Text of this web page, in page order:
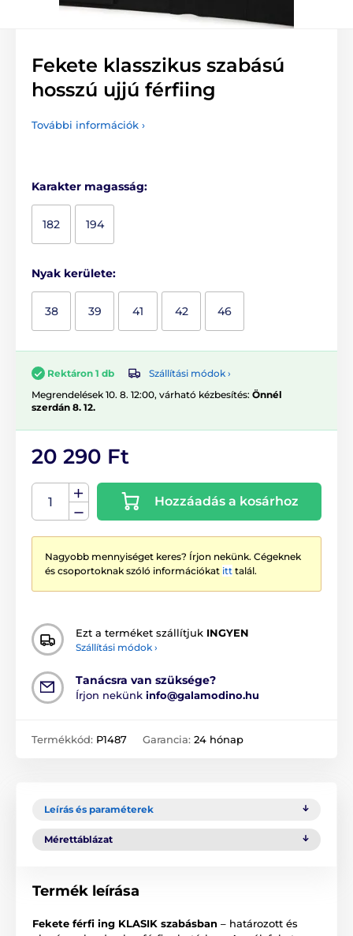
Fekete klasszikus szabású
hosszú ujjú férfiing
További információk ›
Karakter magasság:
182 194
Nyak kerülete:
38 39 41 42 46
Rektáron 1 db
Szállítási módok ›
Megrendelések 10. 8. 12:00, várható kézbesítés: Önnél
szerdán 8. 12.
20 290 Ft
Hozzáadás a kosárhoz
Nagyobb mennyiséget keres? Írjon nekünk. Cégeknek
és csoportoknak szóló információkat itt talál.
Ezt a terméket szállítjuk INGYEN
Szállítási módok ›
Tanácsra van szüksége?
Írjon nekünk info@galamodino.hu
Termékkód: P1487 Garancia: 24 hónap
Leírás és paraméterek
Mérettáblázat
Termék leírása
Fekete férfi ing KLASIK szabásban – határozott és